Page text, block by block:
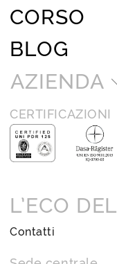
CORSO
BLOG
AZIENDA
CERTIFICAZIONI
L’ECO
Contatti